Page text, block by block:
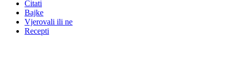
Citati
Bajke
Vjerovali ili ne
Recepti